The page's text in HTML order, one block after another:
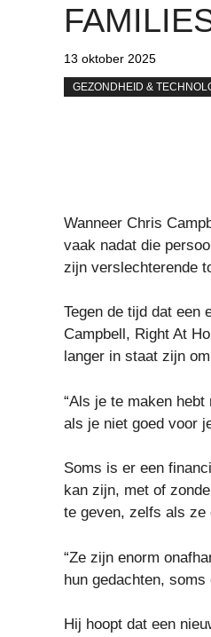
13 oktober 2025
GEZONDHEID &
Wanneer Chris
vaak nadat die
zijn verslechterende
Tegen de tijd dat een
Campbell, Right At
langer in staat zijn
“Als je te maken
als je niet goed voor
Soms is er een
kan zijn, met of
te geven, zelfs als ze
“Ze zijn enorm
hun gedachten,
Hij hoopt dat een